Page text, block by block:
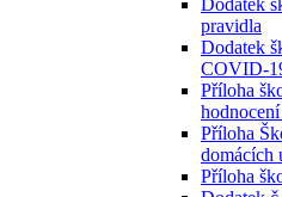
Dodatek
pravidla
Dodatek
COVID-
Příloha
Příloha
domácích
Příloha